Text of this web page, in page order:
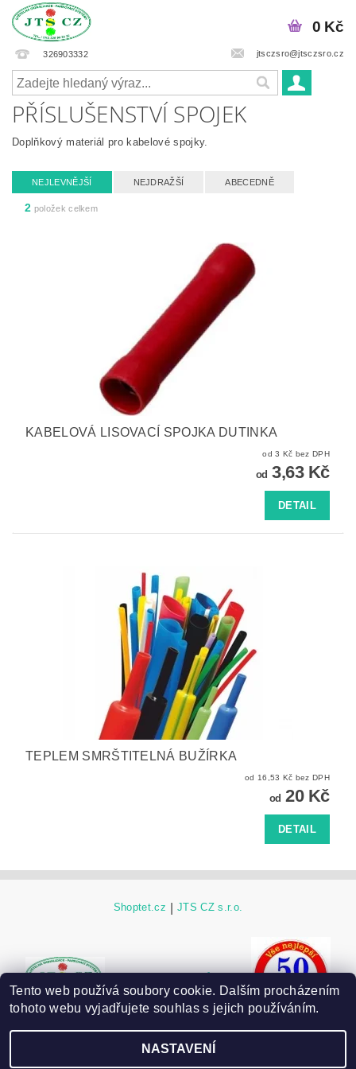
326903332 jtsczsro@jtsczsro.cz
0 Kč
PŘÍSLUŠENSTVÍ SPOJEK
Doplňkový materiál pro kabelové spojky.
NEJLEVNĚJŠÍ NEJDRAŽŠÍ ABECEDNĚ
2 položek celkem
KABELOVÁ LISOVACÍ SPOJKA DUTINKA
od 3 Kč bez DPH
od 3,63 Kč
DETAIL
TEPLEM SMRŠTITELNÁ BUŽÍRKA
od 16,53 Kč bez DPH
od 20 Kč
DETAIL
Shoptet.cz JTS CZ s.r.o.
Tento web používá soubory cookie. Dalším procházením
tohoto webu vyjadřujete souhlas s jejich používáním.
NASTAVENÍ